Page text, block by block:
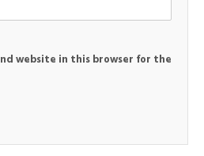
website in this browser for the